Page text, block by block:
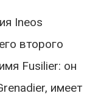
Ineos
второго
Fusilier: он
имеет